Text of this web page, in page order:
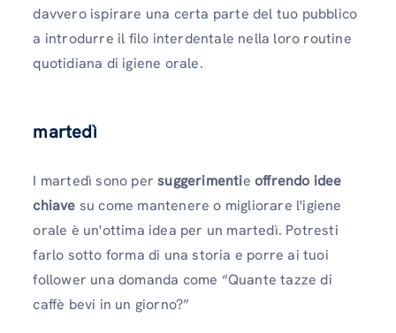
davvero ispirare una certa parte del tuo pubblico
a introdurre il filo interdentale nella loro routine
quotidiana di igiene orale.
martedì
I martedì sono persuggerimentieoffrendo idee
chiave su come mantenere o migliorare l'igiene
orale è un'ottima idea per un martedì. Potresti
farlo sotto forma di una storia e porre ai tuoi
follower una domanda come “Quante tazze di
caffè bevi in ​​un giorno?”